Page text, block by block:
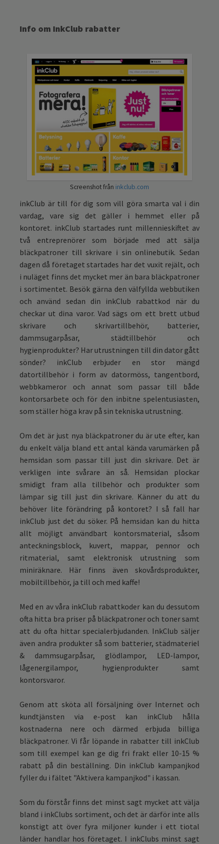
Info om InkClub rabatter
Screenshot från inkclub.com
inkClub är till för dig som vill göra smarta val i din
vardag, vare sig det gäller i hemmet eller på
kontoret. inkClub startades runt millennieskiftet av
två entreprenörer som började med att sälja
bläckpatroner till skrivare i sin onlinebutik. Sedan
dagen då företaget startades har det vuxit rejält, och
i nuläget finns det mycket mer än bara bläckpatroner
i sortimentet. Besök gärna den välfyllda webbutiken
och använd sedan din inkClub rabattkod när du
checkar ut dina varor. Vad sägs om ett brett utbud
skrivare och skrivartillbehör, batterier,
dammsugarpåsar, städtillbehör och
hygienprodukter? Har utrustningen till din dator gått
sönder? inkClub erbjuder en stor mängd
datortillbehör i form av datormöss, tangentbord,
webbkameror och annat som passar till både
kontorsarbete och för den inbitne spelentusiasten,
som ställer höga krav på sin tekniska utrustning.
Om det är just nya bläckpatroner du är ute efter, kan
du enkelt välja bland ett antal kända varumärken på
hemsidan som passar till just din skrivare. Det är
verkligen inte svårare än så. Hemsidan plockar
smidigt fram alla tillbehör och produkter som
lämpar sig till just din skrivare. Känner du att du
behöver lite förändring på kontoret? I så fall har
inkClub just det du söker. På hemsidan kan du hitta
allt möjligt användbart kontorsmaterial, såsom
anteckningsblock, kuvert, mappar, pennor och
ritmaterial, samt elektronisk utrustning som
miniräknare. Här finns även skovårdsprodukter,
mobiltillbehör, ja till och med kaffe!
Med en av våra inkClub rabattkoder kan du dessutom
ofta hitta bra priser på bläckpatroner och toner samt
att du ofta hittar specialerbjudanden. InkClub säljer
även andra produkter så som batterier, städmateriel
& dammsugarpåsar, glödlampor, LED-lampor,
lågenergilampor, hygienprodukter samt
kontorsvaror.
Genom att sköta all försäljning över Internet och
kundtjänsten via e-post kan inkClub hålla
kostnaderna nere och därmed erbjuda billiga
bläckpatroner. Vi får löpande in rabatter till inkClub
som till exempel kan ge dig fri frakt eller 10-15 %
rabatt på din beställning. Din inkClub kampanjkod
fyller du i fältet "Aktivera kampanjkod" i kassan.
Som du förstår finns det minst sagt mycket att välja
bland i inkClubs sortiment, och det är därför inte alls
konstigt att över fyra miljoner kunder i ett tiotal
länder handlar hos företaget. I inkClubs minst sagt